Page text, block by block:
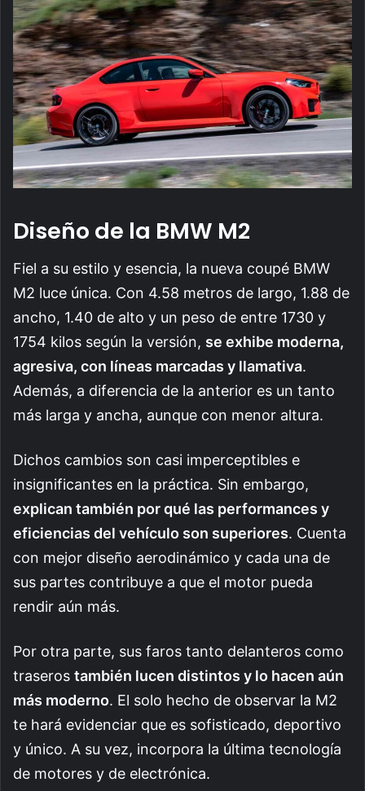
Diseño de la BMW M2
Fiel a su estilo y esencia, la nueva coupé BMW
M2 luce única. Con 4.58 metros de largo, 1.88 de
ancho, 1.40 de alto y un peso de entre 1730 y
1754 kilos según la versión, se exhibe moderna,
agresiva, con líneas marcadas y llamativa.
Además, a diferencia de la anterior es un tanto
más larga y ancha, aunque con menor altura.
Dichos cambios son casi imperceptibles e
insignificantes en la práctica. Sin embargo,
explican también por qué las performances y
eficiencias del vehículo son superiores. Cuenta
con mejor diseño aerodinámico y cada una de
sus partes contribuye a que el motor pueda
rendir aún más.
Por otra parte, sus faros tanto delanteros como
traseros también lucen distintos y lo hacen aún
más moderno. El solo hecho de observar la M2
te hará evidenciar que es sofisticado, deportivo
y único. A su vez, incorpora la última tecnología
de motores y de electrónica.